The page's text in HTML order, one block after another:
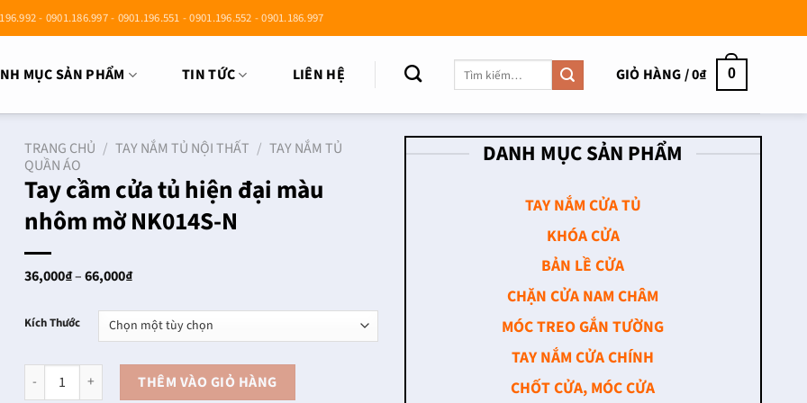
- 0901.186.997 - 0901.196.551 - 0901.196.552 - 0901.186.997
MỤC SẢN PHẨM TIN TỨC LIÊN HỆ
Tìm
kiếm:
GIỎ HÀNG /0₫ 0
TRANG CHỦ / TAY NẮM TỦ NỘI THẤT / TAY NẮM TỦ
QUẦN ÁO
Tay cầm cửa tủ hiện đại màu
nhôm mờ NK014S-N
36,000₫–66,000₫Khoảng
36,000₫
đến
66,000₫
Kích Thước
Tay cầm cửa tủ hiện đại màu nhôm mờ NK014S-N số lượng
THÊM VÀO GIỎ HÀNG
DANH MỤC SẢN PHẨM
TAY NẮM CỬA TỦ
KHÓA CỬA
BẢN LỀ CỬA
CHẶN CỬA NAM CHÂM
MÓC TREO GẮN TƯỜNG
TAY NẮM CỬA CHÍNH
CHỐT CỬA, MÓC CỬA